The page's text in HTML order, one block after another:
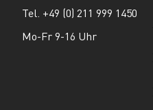
Tel. +49 (0) 211 999 1450
Mo-Fr 9-16 Uhr